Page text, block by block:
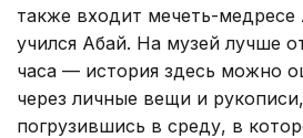
также входит мечеть-медресе
учился Абай. На музей лучше
часа — история здесь можно
через личные вещи и
погрузившись в среду, в